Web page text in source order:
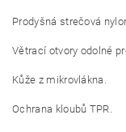
Prodyšná strečová
Větrací otvory odolné
Kůže z mikrovlákna.
Ochrana kloubů TPR.